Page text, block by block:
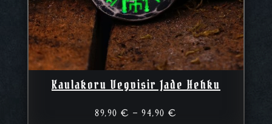
Kaulakoru Vegvisir Jade Hehku
89,90€ – 94,90€